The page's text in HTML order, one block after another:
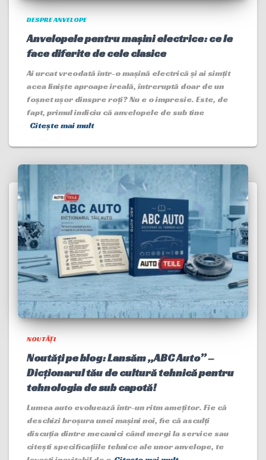
DESPRE ANVELOPE
Anvelopele pentru mașini electrice: ce le
face diferite de cele clasice
Ai urcat vreodată într-o mașină electrică și ai simțit
acea liniște aproape ireală, întreruptă doar de un
foșnet ușor dinspre roți? Nu e o impresie. Este, de
fapt, primul indiciu că anvelopele de sub tine
Citește mai mult
NOUTĂȚI
Noutăți pe blog: Lansăm „ABC Auto” –
Dicționarul tău de cultură tehnică pentru
tehnologia de sub capotă!
Lumea auto evoluează într-un ritm amețitor. Fie că
deschizi broșura unei mașini noi, fie că asculți
discuția dintre mecanici când mergi la service sau
citești specificațiile tehnice ale unor anvelope, te